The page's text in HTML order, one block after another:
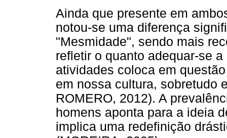
Ainda que presente em
notou-se uma diferença
"Mesmidade", sendo mais
refletir o quanto adequar-se
atividades coloca em
em nossa cultura, sobretudo
ROMERO, 2012). A
homens aponta para a ideia
implica uma redefinição